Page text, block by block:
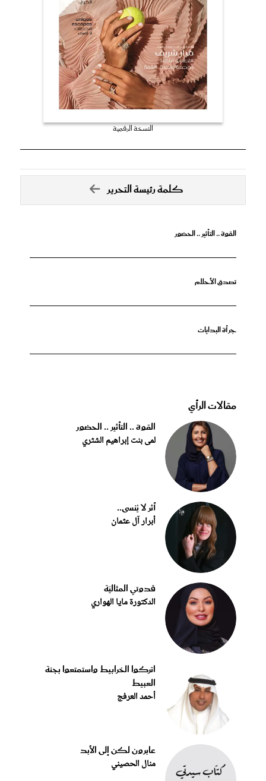
النسخة الرقمية
كلمة رئيسة التحرير
القوة .. التأثير .. الحضور
تصدق الأحلام
جرأة البدايات
مقالات الرأي
القوة .. التأثير .. الحضور
لمى بنت إبراهيم الشثري
أثر لا يُنسى..
أبرار آل عثمان
قدوتي المثاليّة
الدكتورة مايا الهواري
اتركوا الخرابيط واستمتعوا بجنة
العبيط
أحمد العرفج
عابرون لكن إلى الأبد
منال الحصيني